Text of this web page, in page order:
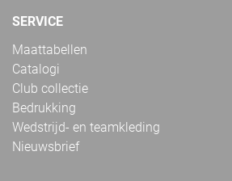
SERVICE
Maattabellen
Catalogi
Club collectie
Bedrukking
Wedstrijd- en teamkleding
Nieuwsbrief